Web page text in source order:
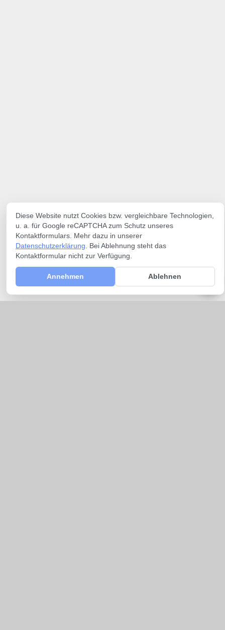
Diese Website nutzt Cookies bzw. vergleichbare Technologien,
u. a. für Google reCAPTCHA zum Schutz unseres
Kontaktformulars. Mehr dazu in unserer
Datenschutzerklärung . Bei Ablehnung steht das
Kontaktformular nicht zur Verfügung.
Annehmen Ablehnen